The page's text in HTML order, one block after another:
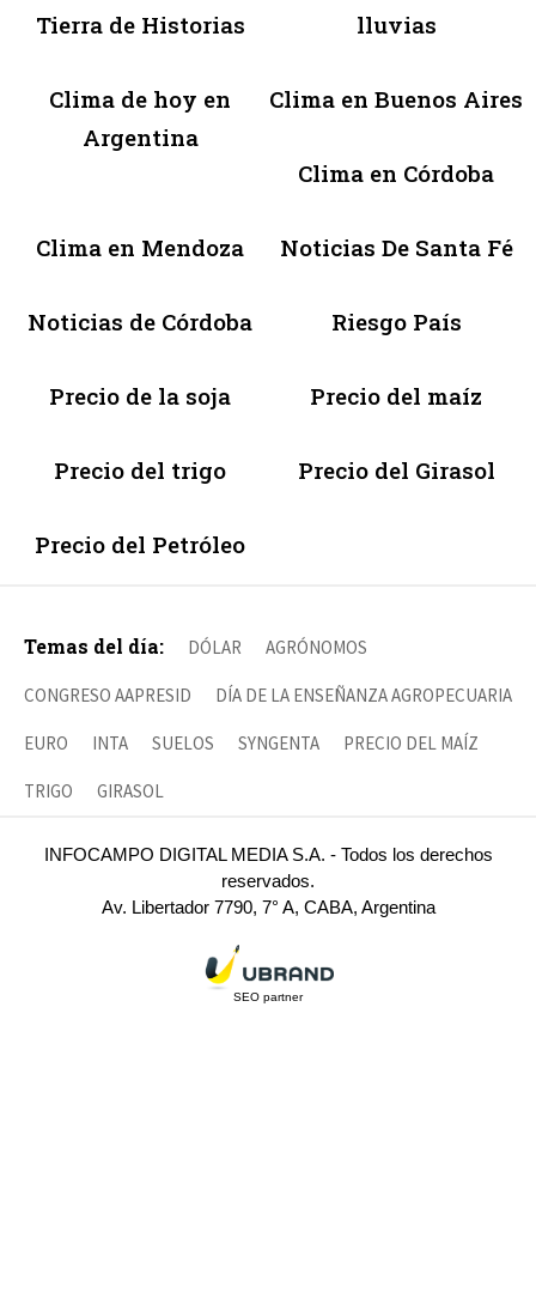
Tierra de Historias lluvias
Clima de hoy en
Argentina
Clima en Buenos Aires
Clima en Córdoba
Clima en Mendoza Noticias De Santa Fé
Noticias de Córdoba Riesgo País
Precio de la soja Precio del maíz
Precio del trigo Precio del Girasol
Precio del Petróleo
Temas del día: DÓLAR AGRÓNOMOS
CONGRESO AAPRESID DÍA DE LA ENSEÑANZA AGROPECUARIA
EURO INTA SUELOS SYNGENTA PRECIO DEL MAÍZ
TRIGO GIRASOL
INFOCAMPO DIGITAL MEDIA S.A. - Todos los derechos
reservados.
Av. Libertador 7790, 7° A, CABA, Argentina
SEO partner